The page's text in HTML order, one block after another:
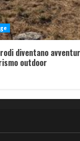
diventano
outdoor